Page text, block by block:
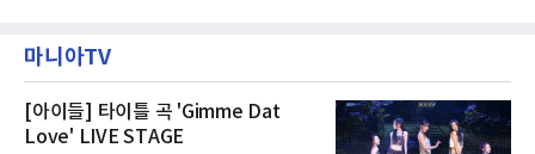
스 센터 사우나 2인 이용 혜택이 포함된다.특히
클럽 앰배서더 라운지
우 등이 포함됐다. 쿠팡은 올해 큰 크기의 전복
생산량이 늘어난 점을 반영해 주요 산지 상품을
전복은 산지에서 채취한 뒤 전국으로 직송되는
방식으로 운영된다. 신선도가 중요한 상품인 만
큼 이르면 다음 날 오전 배송이 가능하도록 물류
마니아TV
[아이들] 타이틀 곡 'Gimme Dat
Love' LIVE STAGE